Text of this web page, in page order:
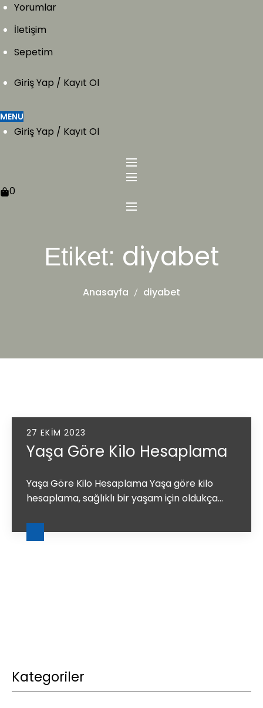
Yorumlar
İletişim
Sepetim
Giriş Yap / Kayıt Ol
MENU
Giriş Yap / Kayıt Ol
0
Etiket: diyabet
Anasayfa diyabet
27 EKIM 2023
Yaşa Göre Kilo Hesaplama
Yaşa Göre Kilo Hesaplama Yaşa göre kilo
hesaplama, sağlıklı bir yaşam için oldukça...
Kategoriler